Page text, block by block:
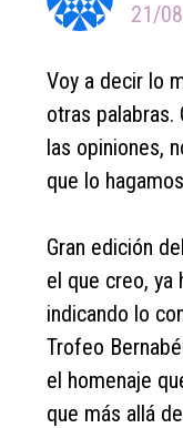
21/
Voy a decir lo
otras palabras.
las opiniones,
que lo
Gran edición
el que creo, ya
indicando lo
Trofeo
el homenaje
que más allá